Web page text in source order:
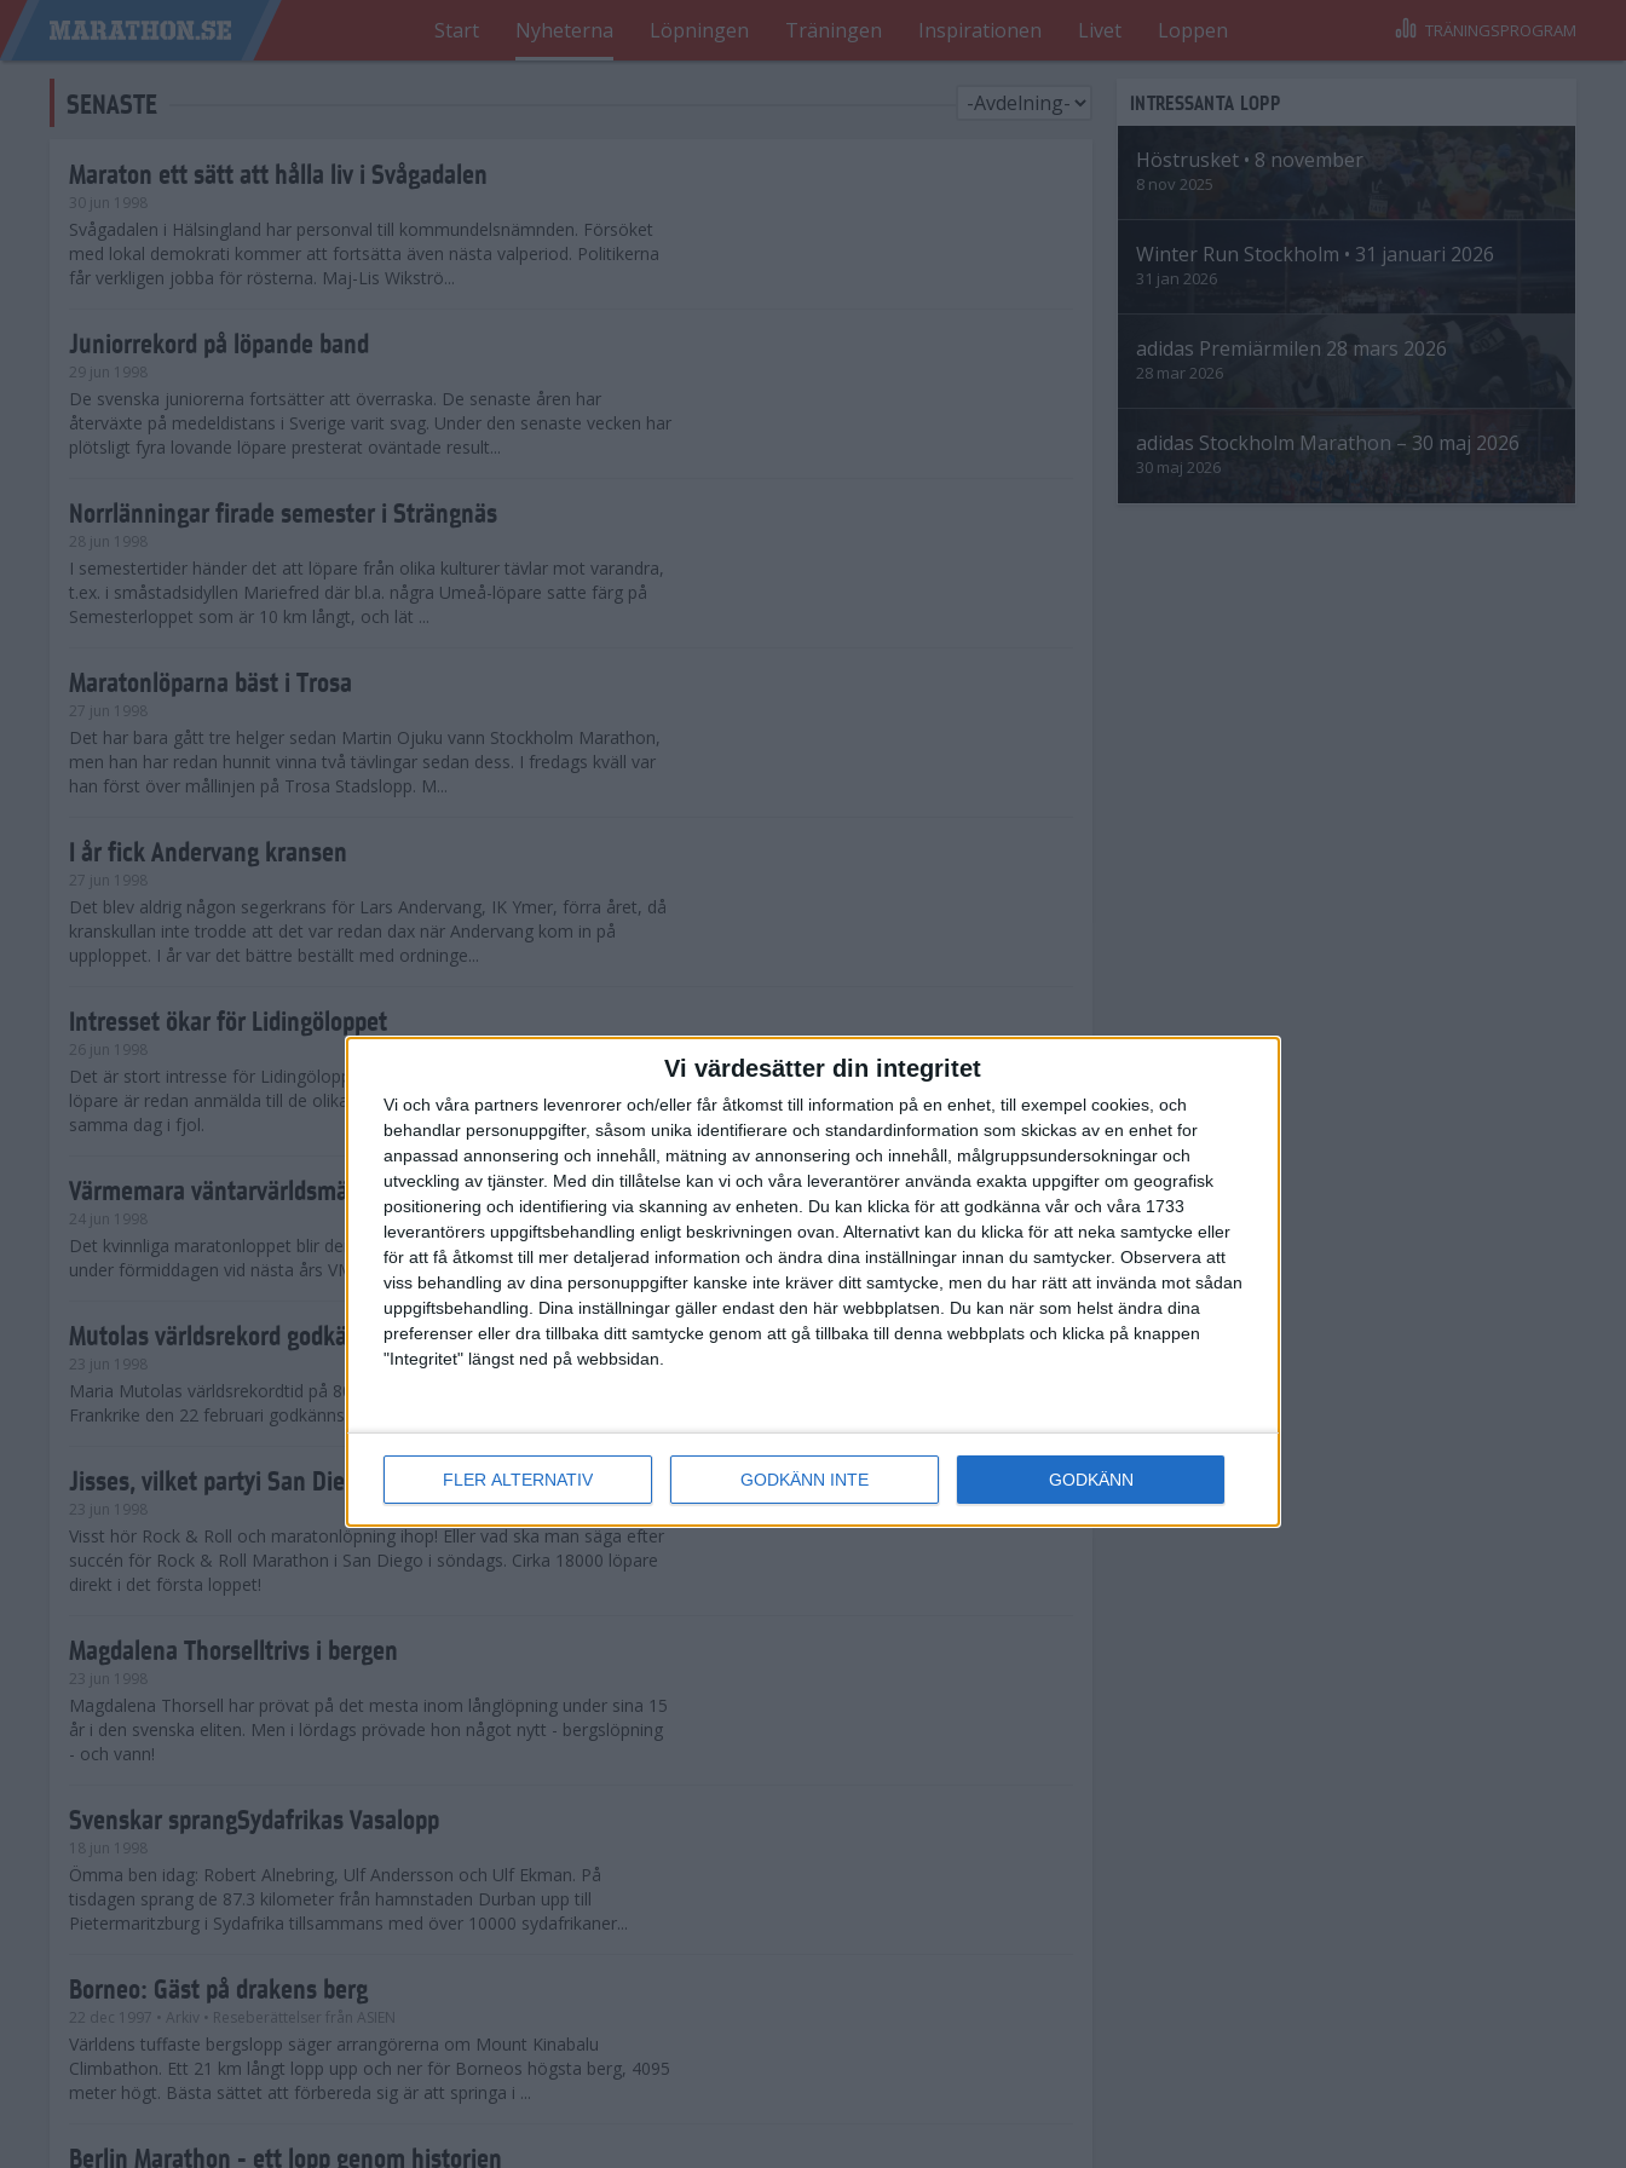
Vi värdesätter din integritet
Vi och våra partners levenrorer och/eller får åtkomst till information på en enhet, till exempel cookies, och
behandlar personuppgifter, såsom unika identifierare och standardinformation som skickas av en enhet for
anpassad annonsering och innehåll, mätning av annonsering och innehåll, målgruppsundersokningar och
utveckling av tjänster. Med din tillåtelse kan vi och våra leverantörer använda exakta uppgifter om geografisk
positionering och identifiering via skanning av enheten. Du kan klicka för att godkänna vår och våra 1733
leverantörers uppgiftsbehandling enligt beskrivningen ovan. Alternativt kan du klicka för att neka samtycke eller
för att få åtkomst till mer detaljerad information och ändra dina inställningar innan du samtycker. Observera att
viss behandling av dina personuppgifter kanske inte kräver ditt samtycke, men du har rätt att invända mot sådan
uppgiftsbehandling. Dina inställningar gäller endast den här webbplatsen. Du kan när som helst ändra dina
preferenser eller dra tillbaka ditt samtycke genom att gå tillbaka till denna webbplats och klicka på knappen
"Integritet" längst ned på webbsidan.
FLER ALTERNATIV GODKÄNN INTE GODKÄNN
Start Nyheterna Löpningen Träningen Inspirationen Livet Loppen TRÄNINGSPROGRAM
SENASTE
Maraton ett sätt att hålla liv i Svågadalen
30 jun 1998
Svågadalen i Hälsingland har personval till kommundelsnämnden. Försöket
med lokal demokrati kommer att fortsätta även nästa valperiod. Politikerna
får verkligen jobba för rösterna. Maj-Lis Wikströ...
Juniorrekord på löpande band
29 jun 1998
De svenska juniorerna fortsätter att överraska. De senaste åren har
återväxte på medeldistans i Sverige varit svag. Under den senaste vecken har
plötsligt fyra lovande löpare presterat oväntade result...
Norrlänningar firade semester i Strängnäs
28 jun 1998
I semestertider händer det att löpare från olika kulturer tävlar mot varandra,
t.ex. i småstadsidyllen Mariefred där bl.a. några Umeå-löpare satte färg på
Semesterloppet som är 10 km långt, och lät ...
Maratonlöparna bäst i Trosa
27 jun 1998
Det har bara gått tre helger sedan Martin Ojuku vann Stockholm Marathon,
men han har redan hunnit vinna två tävlingar sedan dess. I fredags kväll var
han först över mållinjen på Trosa Stadslopp. M...
I år fick Andervang kransen
27 jun 1998
Det blev aldrig någon segerkrans för Lars Andervang, IK Ymer, förra året, då
kranskullan inte trodde att det var redan dax när Andervang kom in på
upploppet. I år var det bättre beställt med ordninge...
Intresset ökar för Lidingöloppet
26 jun 1998
Det är stort intresse för Lidingöloppet som avgörs den 3-4 oktober. 10 500
löpare är redan anmälda till de olika klassena. Det är hela 2 500 fler än
samma dag i fjol.
Värmemara väntarvärldsmästaraspiranter
24 jun 1998
Det kvinnliga maratonloppet blir den enda gren som kommer att avgöras
under förmiddagen vid nästa års VM i friidrott.
Mutolas världsrekord godkänns ej
23 jun 1998
Maria Mutolas världsrekordtid på 800 meter från inomhusgalan i Lievin i
Frankrike den 22 februari godkänns ej.
Jisses, vilket partyi San Diego!
23 jun 1998
Visst hör Rock & Roll och maratonlöpning ihop! Eller vad ska man säga efter
succén för Rock & Roll Marathon i San Diego i söndags. Cirka 18000 löpare
direkt i det första loppet!
Magdalena Thorselltrivs i bergen
23 jun 1998
Magdalena Thorsell har prövat på det mesta inom långlöpning under sina 15
år i den svenska eliten. Men i lördags prövade hon något nytt - bergslöpning
- och vann!
Svenskar sprangSydafrikas Vasalopp
18 jun 1998
Ömma ben idag: Robert Alnebring, Ulf Andersson och Ulf Ekman. På
tisdagen sprang de 87.3 kilometer från hamnstaden Durban upp till
Pietermaritzburg i Sydafrika tillsammans med över 10000 sydafrikaner...
Borneo: Gäst på drakens berg
22 dec 1997 • Arkiv • Reseberättelser från ASIEN
Världens tuffaste bergslopp säger arrangörerna om Mount Kinabalu
Climbathon. Ett 21 km långt lopp upp och ner för Borneos högsta berg, 4095
meter högt. Bästa sättet att förbereda sig är att springa i ...
Berlin Marathon - ett lopp genom historien
INTRESSANTA LOPP
Höstrusket • 8 november
8 nov 2025
Winter Run Stockholm • 31 januari 2026
31 jan 2026
adidas Premiärmilen 28 mars 2026
28 mar 2026
adidas Stockholm Marathon – 30 maj 2026
30 maj 2026